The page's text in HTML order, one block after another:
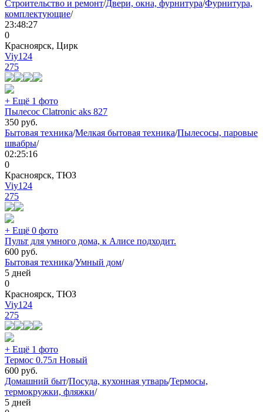
Строительство и ремонт/Двери, окна, фурнитура/Фурнитура,
комплектующие/
23:48:27
0
Красноярск, Цирк
Viy124
275
+ Ещё 1 фото
Пылесос Clatronic aks 827
350 руб.
Бытовая техника/Мелкая бытовая техника/Пылесосы, паровые
швабры/
02:25:16
0
Красноярск, ТЮЗ
Viy124
275
+ Ещё 0 фото
Пульт для умного дома, к Алисе подходит.
600 руб.
Бытовая техника/Умный дом/
5 дней
0
Красноярск, ТЮЗ
Viy124
275
+ Ещё 1 фото
Термос 0.75л Новый
600 руб.
Домашний быт/Посуда, кухонная утварь/Термосы,
термокружки, фляжки/
5 дней